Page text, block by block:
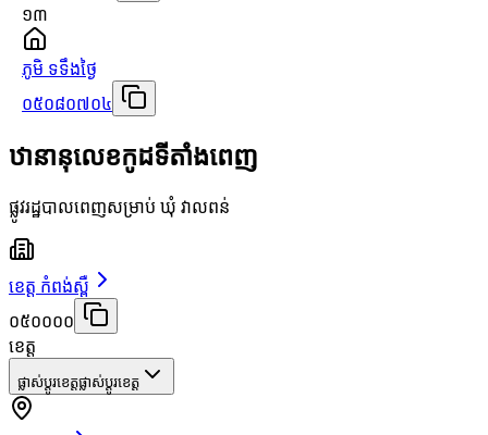
១៣
ភូមិ ទទឹងថ្ងៃ
០៥០៨០៧០៤
ឋានានុលេខកូដទីតាំងពេញ
ផ្លូវរដ្ឋបាលពេញសម្រាប់ ឃុំ វាលពន់
ខេត្ត កំពង់ស្ពឺ
០៥០០០០
ខេត្ត
ផ្លាស់ប្តូរខេត្តផ្លាស់ប្តូរខេត្ត